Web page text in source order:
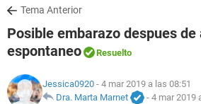
SALUD
FAMILIA
NUTRICIÓN
Tema Anterior
Posible embarazo despues de
espontaneo
Resuelto
Jessica0920 - 4 mar 2019 a las 08:51
Dra. Marta Marnet
- 4 mar 2019